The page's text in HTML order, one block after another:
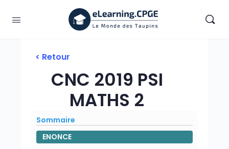
< Retour
CNC 2019 PSI
MATHS 2
Sommaire
ENONCE